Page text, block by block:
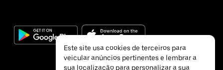
Este site usa cookies de terceiros para
veicular anúncios pertinentes e lembrar a
sua localização para personalizar a sua